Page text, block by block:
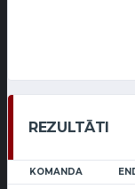
REZULTĀTI
KOMANDA